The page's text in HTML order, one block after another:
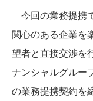
今回の業務提携
関心のある企業を
望者と直接交渉を
ナンシャルグルー
の業務提携契約を